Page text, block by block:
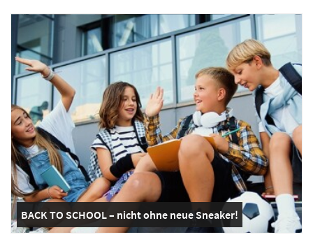
BACK TO SCHOOL – nicht ohne neue Sneaker!